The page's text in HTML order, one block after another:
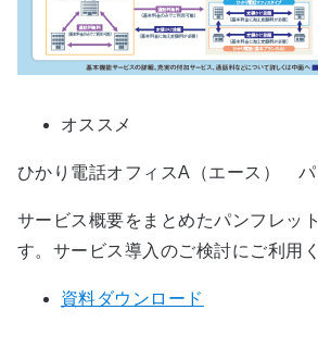
オススメ
ひかり電話オフィスA（エース） パ
サービス概要をまとめたパンフレッ
す。サービス導入のご検討にご利用
資料ダウンロード